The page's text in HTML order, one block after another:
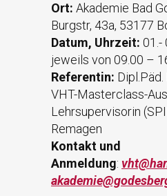
Ort: Akademie Bad
Burgstr, 43a, 53177
Datum, Uhrzeit: 01.-
jeweils von 09.00 –
Referentin:
VHT-Masterclass-
Lehrsupervisorin
Remagen
Kontakt und
Anmeldung: